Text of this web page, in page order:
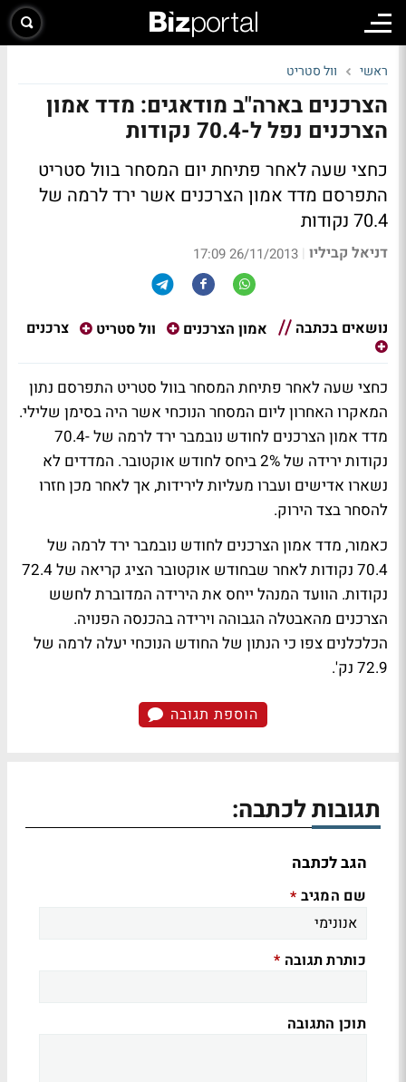
ראשי וול סטריט
הצרכנים בארה"ב מודאגים: מדד אמון
הצרכנים נפל ל-70.4 נקודות
כחצי שעה לאחר פתיחת יום המסחר בוול סטריט
התפרסם מדד אמון הצרכנים אשר ירד לרמה של
70.4 נקודות
דניאל קביליו |
26/11/2013 17:09
נושאים בכתבה אמון הצרכנים וול סטריט צרכנים
כחצי שעה לאחר פתיחת המסחר בוול סטריט התפרסם נתון
המאקרו האחרון ליום המסחר הנוכחי אשר היה בסימן שלילי.
מדד אמון הצרכנים לחודש נובמבר ירד לרמה של -70.4
נקודות ירידה של 2% ביחס לחודש אוקטובר. המדדים לא
נשארו אדישים ועברו מעליות לירידות, אך לאחר מכן חזרו
להסחר בצד הירוק.
כאמור, מדד אמון הצרכנים לחודש נובמבר ירד לרמה של
70.4 נקודות לאחר שבחודש אוקטובר הציג קריאה של 72.4
נקודות. הוועד המנהל ייחס את הירידה המדוברת לחשש
הצרכנים מהאבטלה הגבוהה וירידה בהכנסה הפנויה.
הכלכלנים צפו כי הנתון של החודש הנוכחי יעלה לרמה של
72.9 נק'.
הוספת תגובה
תגובות לכתבה:
הגב לכתבה
שם המגיב *
כותרת תגובה *
תוכן התגובה